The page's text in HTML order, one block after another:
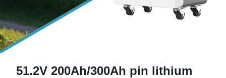
51.2V 200Ah/300Ah pin lithium